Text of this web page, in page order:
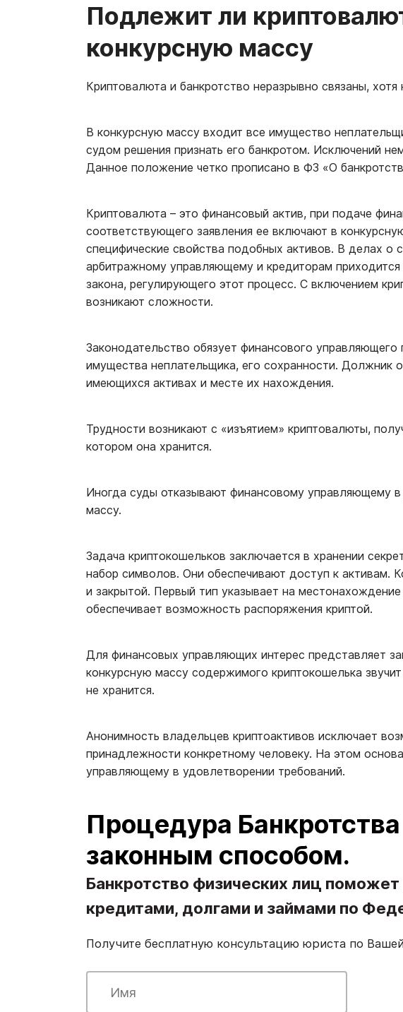
Подлежит ли
конкурсную массу
Криптовалюта и банкротство неразрывно связаны,
В конкурсную массу входит все имущество
судом решения признать его банкротом. Исключений
Данное положение четко прописано в ФЗ «О
Криптовалюта – это финансовый актив, при подаче
соответствующего заявления ее включают в
специфические свойства подобных активов. В делах о
арбитражному управляющему и кредиторам
закона, регулирующего этот процесс. С включением
возникают сложности.
Законодательство обязует финансового
имущества неплательщика, его сохранности. Должник
имеющихся активах и месте их нахождения.
Трудности возникают с «изъятием» криптовалюты,
котором она хранится.
Иногда суды отказывают финансовому управляющему
массу.
Задача криптокошельков заключается в хранении
набор символов. Они обеспечивают доступ к активам.
и закрытой. Первый тип указывает на
обеспечивает возможность распоряжения криптой.
Для финансовых управляющих интерес представляет
конкурсную массу содержимого криптокошелька
не хранится.
Анонимность владельцев криптоактивов исключает
принадлежности конкретному человеку. На этом
управляющему в удовлетворении требований.
Процедура
законным способом.
Банкротство физических лиц
кредитами, долгами и займами по
Получите бесплатную консультацию юриста по